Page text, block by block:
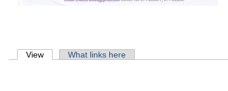
Primary tabs
View (active tab)What links here